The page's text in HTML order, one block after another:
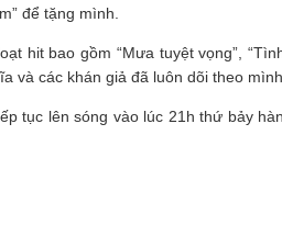
để tặng mình.
hit bao gồm “Mưa tuyệt vọng”,
và các khán giả đã luôn dõi theo
tục lên sóng vào lúc 21h thứ bảy